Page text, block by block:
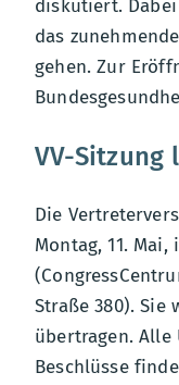
diskutiert.
das
gehen. Zur
VV-Sitzung
Die
Montag, 11.
Straße 380). Sie
übertragen. Alle
Beschlüsse